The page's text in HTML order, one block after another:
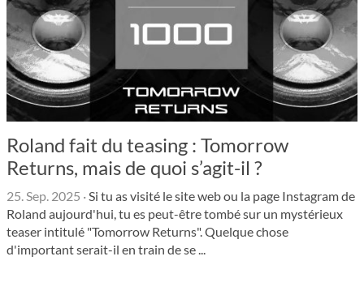
Roland fait du teasing : Tomorrow
Returns, mais de quoi s’agit-il ?
25. Sep. 2025 ·Si tu as visité le site web ou la page Instagram de
Roland aujourd'hui, tu es peut-être tombé sur un mystérieux
teaser intitulé "Tomorrow Returns". Quelque chose
d'important serait-il en train de se ...